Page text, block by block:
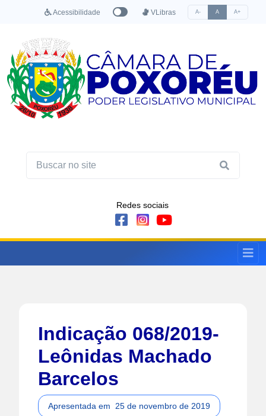
Acessibilidade VLibras A- A A+
Redes sociais
Indicação 068/2019-
Leônidas Machado
Barcelos
Apresentada em 25 de novembro de 2019